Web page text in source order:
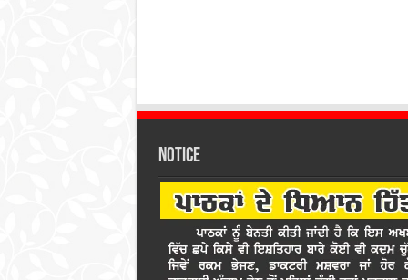
Notice